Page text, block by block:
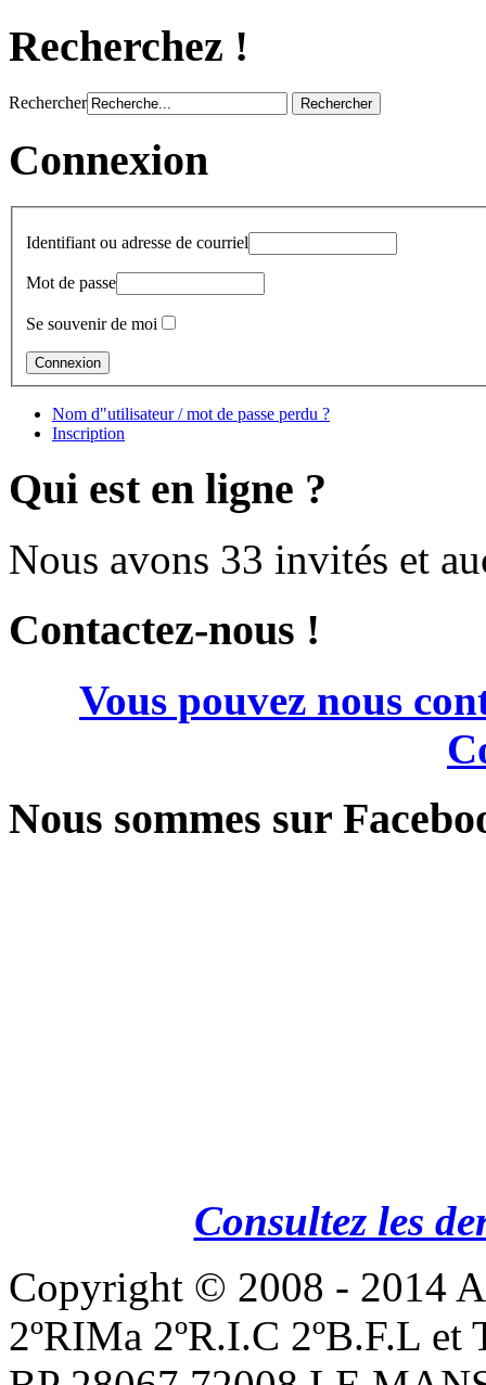
Recherchez !
Rechercher
Connexion
Identifiant ou adresse de courriel
Mot de passe
Se souvenir de moi
Nom d"utilisateur / mot de passe perdu ?
Inscription
Qui est en ligne ?
Nous avons 33 invités et
Contactez-nous !
Vous pouvez nous
Nous sommes sur
Consultez les
Copyright © 2008 - 2014
2ºRIMa 2ºR.I.C 2ºB.F.L